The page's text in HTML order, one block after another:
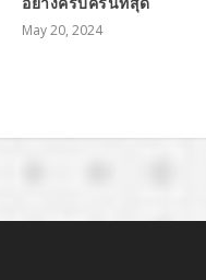
May 20, 2024